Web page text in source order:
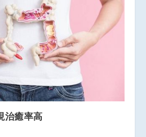
治癒率高